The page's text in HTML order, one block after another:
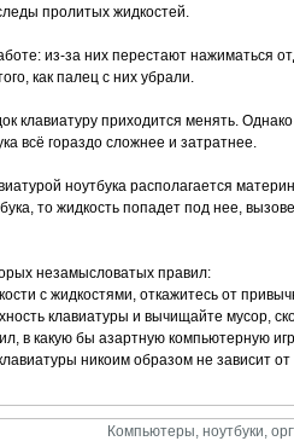
пролитых жидкостей.
из-за них перестают нажиматься
как палец с них убрали.
клавиатуру приходится менять.
всё гораздо сложнее и затратнее.
ноутбука располагается
то жидкость попадет под нее,
незамысловатых правил:
с жидкостями, откажитесь от
клавиатуры и вычищайте мусор,
в какую бы азартную компьютерную
никоим образом не зависит
Компьютеры, ноутбуки,